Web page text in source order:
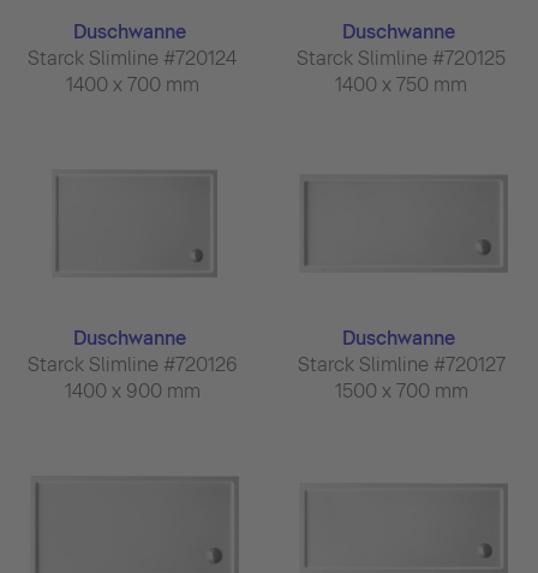
Duschwanne
Starck Slimline #720124
1400 x 700 mm
Duschwanne
Starck Slimline #720125
1400 x 750 mm
Duschwanne
Starck Slimline #720126
1400 x 900 mm
Duschwanne
Starck Slimline #720127
1500 x 700 mm